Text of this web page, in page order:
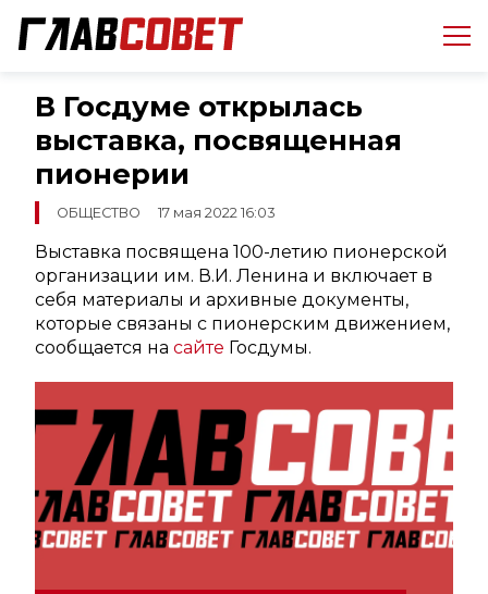
В Госдуме открылась
выставка, посвященная
пионерии
ОБЩЕСТВО 17 мая 2022 16:03
Выставка посвящена 100-летию пионерской
организации им. В.И. Ленина и включает в
себя материалы и архивные документы,
которые связаны с пионерским движением,
сообщается на сайте Госдумы.